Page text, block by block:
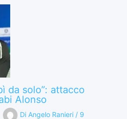
da solo”: attacco
Alonso
Di Angelo Ranieri / 9